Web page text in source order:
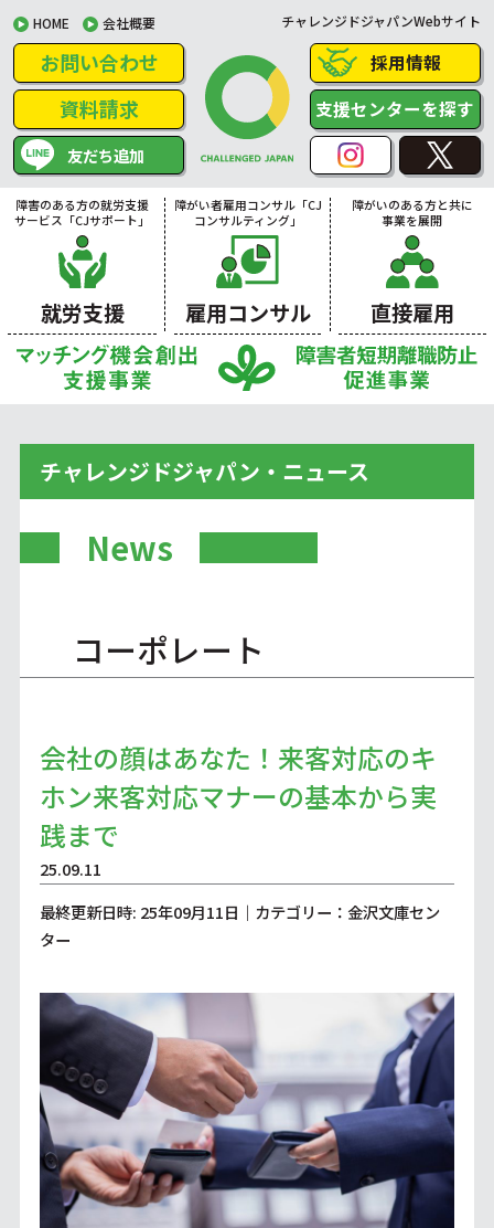
HOME 会社概要 チャレンジドジャパンWebサイト
お問い合わせ
資料請求
友だち追加
採用情報
支援センターを探す
障害のある方の就労支援
サービス「CJサポート」
就労支援
障がい者雇用コンサル「CJ
コンサルティング」
雇用コンサル
障がいのある方と共に
事業を展開
直接雇用
チャレンジドジャパン・ニュース
News
コーポレート
会社の顔はあなた！来客対応のキ
ホン来客対応マナーの基本から実
践まで
25.09.11
最終更新日時: 25年09月11日｜カテゴリー：金沢文庫セン
ター